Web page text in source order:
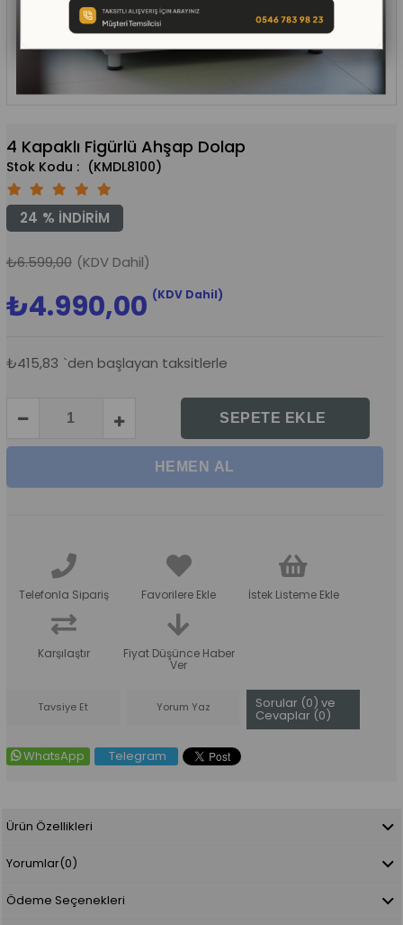
4 Kapaklı Figürlü Ahşap Dolap
(KMDL8100)
%
24 İNDIRIM
₺6.599,00 (KDV Dahil)
₺4.990,00 (KDV Dahil)
₺415,83 `den başlayan taksitlerle
Telefonla Sipariş Favorilere Ekle İstek Listeme Ekle
Karşılaştır Fiyat Düşünce Haber
Ver
Tavsiye Et Yorum Yaz Sorular (0) ve
Cevaplar (0)
WhatsApp Telegram
Ürün Özellikleri
Yorumlar(0)
Ödeme Seçenekleri